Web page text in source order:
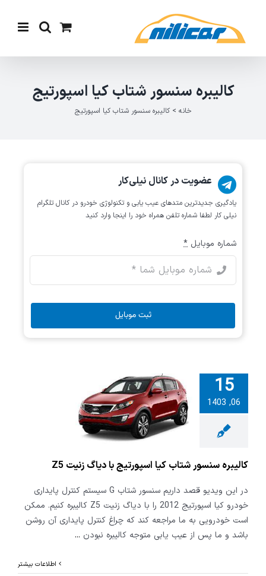
content
کالیبره سنسور شتاب کیا اسپورتیج
خانه >کالیبره سنسور شتاب کیا اسپورتیج
15
06, 1403
سنسور شتاب
کالیبره سنسور شتاب کیا اسپورتیج با دیاگ زنیت Z5
در این ویدیو قصد داریم سنسور شتاب G سیستم کنترل پایداری
خودرو کیا اسپورتیج 2012 را با دیاگ زنیت Z5 کالیبره کنیم. ممکن
است خودرویی به ما مراجعه کند که چراغ کنترل پایداری آن روشن
باشد و ما پس از عیب یابی متوجه کالیبره نبودن ...
اطلاعات بیشتر
عضویت در کانال نیلی‌کار
یادگیری جدیدترین متد‌های عیب یابی‌ و تکنولوژی خودرو در کانال تلگرام
نیلی کار لطفا شماره تلفن همراه خود را اینجا وارد کنید
شماره موبایل *
ثبت موبایل